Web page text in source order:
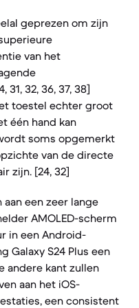
geprezen om zijn
van het
31, 32, 36, 37, 38]
toestel echter groot
één hand kan
soms opgemerkt
van de directe
zijn. [24, 32]
een zeer lange
AMOLED-scherm
in een Android-
Galaxy S24 Plus een
andere kant zullen
aan het iOS-
een consistent